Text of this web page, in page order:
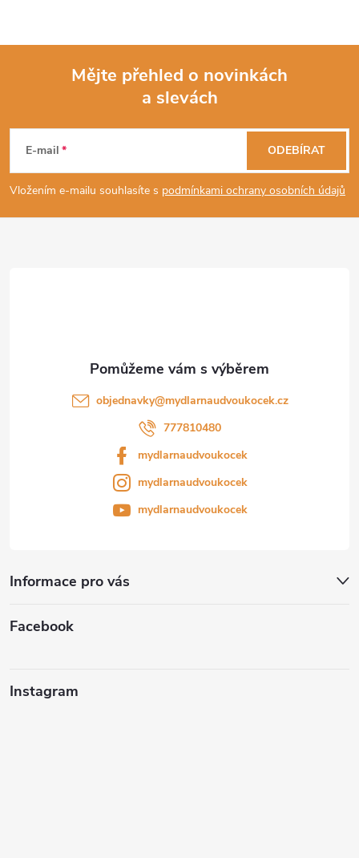
p
Mějte přehled o novinkách
a slevách
E-mail
Vložením e-mailu souhlasíte s podmínkami ochrany osobních údajů
ODEBÍRAT
objednavky@mydlarnaudvoukocek.cz
777810480
mydlarnaudvoukocek
mydlarnaudvoukocek
mydlarnaudvoukocek
Informace pro vás
Facebook
Instagram